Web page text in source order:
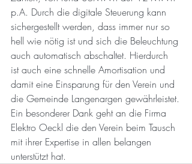
p.A. Durch die digitale Steuerung kann
sichergestellt werden, dass immer nur so
hell wie nötig ist und sich die Beleuchtung
auch automatisch abschaltet. Hierdurch
ist auch eine schnelle Amortisation und
damit eine Einsparung für den Verein und
die Gemeinde Langenargen gewährleistet.
Ein besonderer Dank geht an die Firma
Elektro Oeckl die den Verein beim Tausch
mit ihrer Expertise in allen belangen
unterstützt hat.